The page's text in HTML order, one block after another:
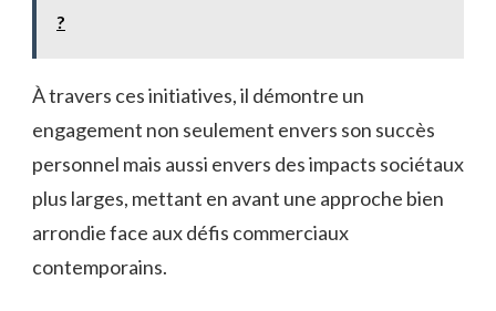
?
À travers ces initiatives, il démontre un
engagement non seulement envers son succès
personnel mais aussi envers des impacts sociétaux
plus larges, mettant en avant une approche bien
arrondie face aux défis commerciaux
contemporains.